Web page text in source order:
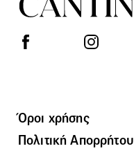
Όροι χρήσης
Πολιτική Απορρήτου